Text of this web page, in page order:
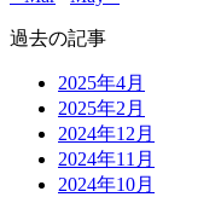
過去の記事
2025年4月
2025年2月
2024年12月
2024年11月
2024年10月